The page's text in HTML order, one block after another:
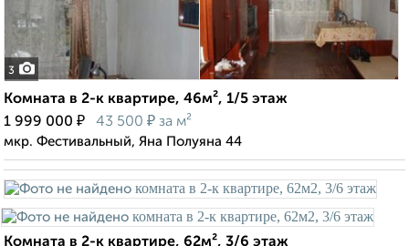
3
Комната в 2-к квартире, 46м², 1/5 этаж
1 999 000 ₽ 43 500 ₽ за м²
мкр. Фестивальный, Яна Полуяна 44
Комната в 2-к квартире, 62м², 3/6 этаж